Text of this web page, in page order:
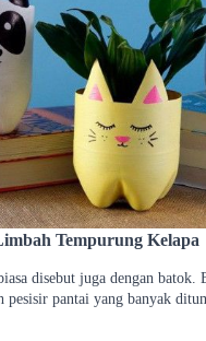
Tempurung Kelapa
disebut juga dengan batok.
pesisir pantai yang banyak